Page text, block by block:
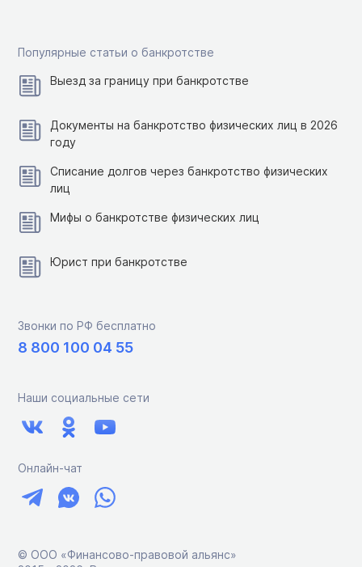
Популярные статьи о банкротстве
Выезд за границу при банкротстве
Документы на банкротство физических лиц в 2026
году
Списание долгов через банкротство физических
лиц
Мифы о банкротстве физических лиц
Юрист при банкротстве
Звонки по РФ бесплатно
8 800 100 04 55
Наши социальные сети
Онлайн-чат
© ООО «Финансово-правовой альянс»